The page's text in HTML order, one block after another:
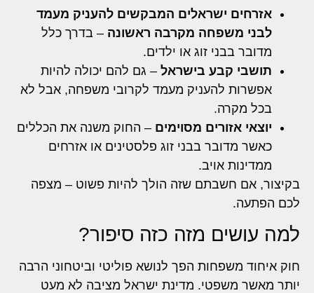
אזרחים ישראלים המבקשים להעניק מעמד
לבני משפחה מקרבה ראשונה – בדרך כלל
מדובר בבני זוג או ילדים.
תושבי קבע בישראל – גם להם יכולה להיות
אפשרות להעניק מעמד לקרובי משפחה, אבל לא
בכל מקרה.
יוצאי אזורים מסוימים – החוק משנה את הכללים
כאשר מדובר בבני זוג פלסטינים או אזרחים
ממדינות אויב.
בקיצור, אם חשבתם שזה הולך להיות פשוט – מצפה
לכם הפתעה.
למה עושים מזה כזה סיפור?
חוק איחוד משפחות הפך לנושא פוליטי וביטחוני הרבה
יותר מאשר משפטי. מדינת ישראל מציבה לא מעט